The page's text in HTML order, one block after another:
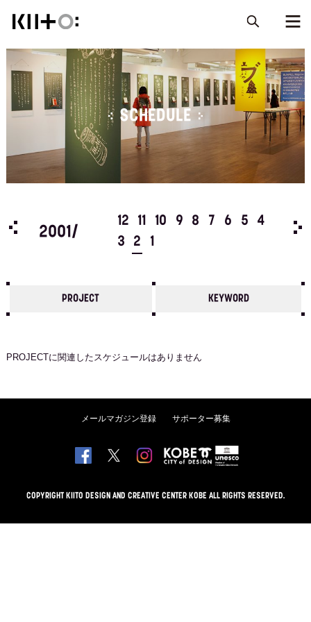
SCHEDULE
4
2001/
12 11 10 9 8 7 6 5
4
3
2 1
PROJECT KEYWORD
PROJECTに関連したスケジュールはありません
メールマガジン登録 サポーター募集
COPYRIGHT KIITO DESIGN AND CREATIVE CENTER KOBE ALL RIGHTS RESERVED.